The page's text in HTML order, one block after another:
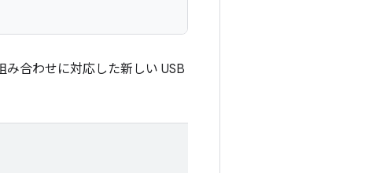
み合わせに対応した新しい USB